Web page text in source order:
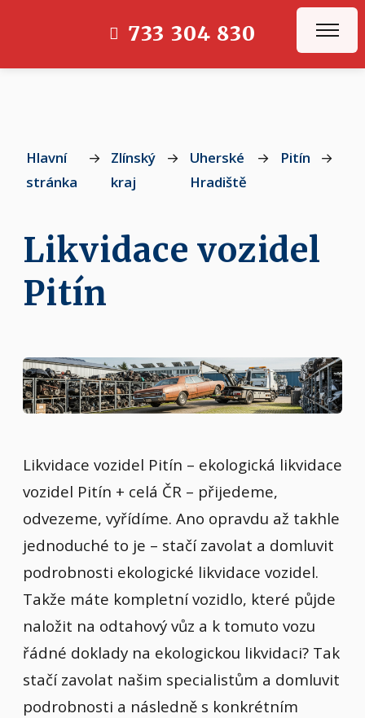
733 304 830
Hlavní
stránka
→
Zlínský
kraj
→
Uherské
Hradiště
→ Pitín →
Likvidace vozidel
Pitín
Likvidace vozidel Pitín – ekologická likvidace
vozidel Pitín + celá ČR – přijedeme,
odvezeme, vyřídíme. Ano opravdu až takhle
jednoduché to je – stačí zavolat a domluvit
podrobnosti ekologické likvidace vozidel.
Takže máte kompletní vozidlo, které půjde
naložit na odtahový vůz a k tomuto vozu
řádné doklady na ekologickou likvidaci? Tak
stačí zavolat našim specialistům a domluvit
podrobnosti a následně s konkrétním